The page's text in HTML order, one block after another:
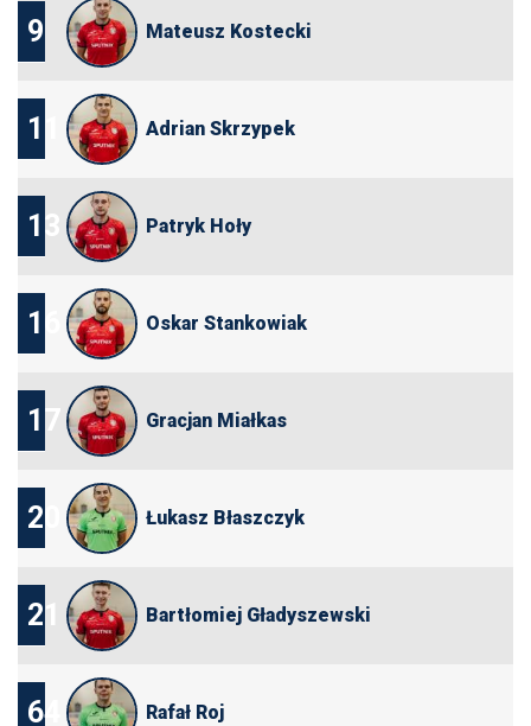
9 Mateusz Kostecki
11 Adrian Skrzypek
13 Patryk Hoły
16 Oskar Stankowiak
17 Gracjan Miałkas
20 Łukasz Błaszczyk
21 Bartłomiej Gładyszewski
64 Rafał Roj